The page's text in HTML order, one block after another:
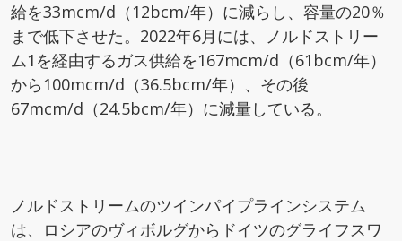
給を33mcm/d（12bcm/年）に減らし、容量の20％
まで低下させた。2022年6月には、ノルドストリー
ム1を経由するガス供給を167mcm/d（61bcm/年）
から100mcm/d（36.5bcm/年）、その後
67mcm/d（24.5bcm/年）に減量している。
ノルドストリームのツインパイプラインシステム
は、ロシアのヴィボルグからドイツのグライフスワ